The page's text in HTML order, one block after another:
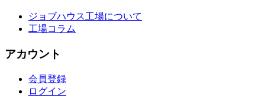
ジョブハウス工場について
工場コラム
アカウント
会員登録
ログイン